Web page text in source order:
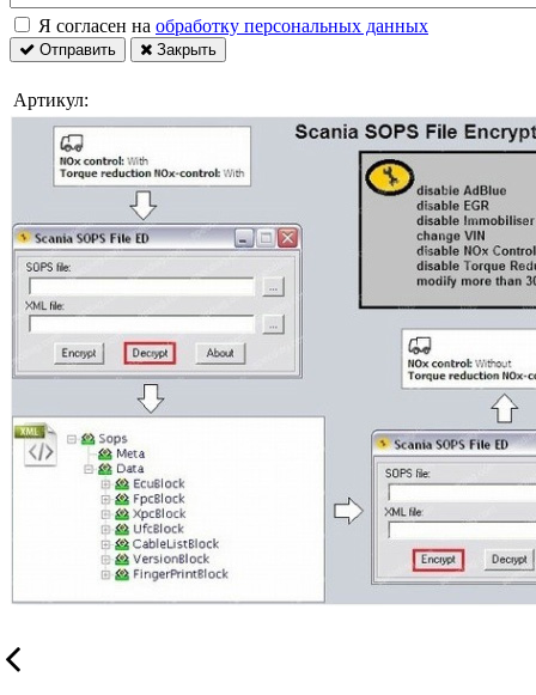
Я согласен на обработку персональных данных
Отправить Закрыть
Артикул: